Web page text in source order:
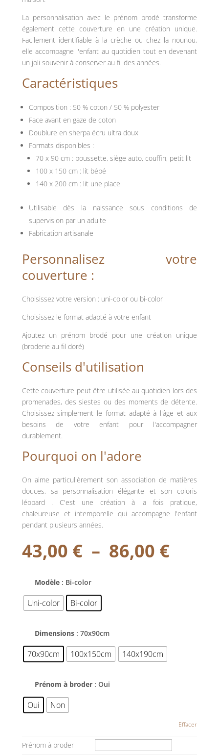
La personnalisation avec le prénom brodé transforme
également cette couverture en une création unique.
Facilement identifiable à la crèche ou chez la nounou,
elle accompagne l'enfant au quotidien tout en devenant
un joli souvenir à conserver au fil des années.
Caractéristiques
Composition : 50 % coton / 50 % polyester
Face avant en gaze de coton
Doublure en sherpa écru ultra doux
Formats disponibles :
70 x 90 cm : poussette, siège auto, couffin, petit lit
100 x 150 cm : lit bébé
140 x 200 cm : lit une place
Utilisable dès la
naissance sous conditions de
supervision par un adulte
Fabrication artisanale
Personnalisez votre
couverture :
Choisissez votre version : uni-color ou bi-color
Choisissez le format adapté à votre enfant
Ajoutez un prénom brodé pour une création unique
(broderie au fil doré)
Conseils d'utilisation
Cette couverture peut être utilisée au quotidien lors des
promenades, des siestes ou des moments de détente.
Choisissez simplement le format adapté à l'âge et aux
besoins
de votre enfant pour
l'accompagner
durablement.
Pourquoi on l'adore
On aime particulièrement son association de matières
douces, sa personnalisation élégante et son
coloris
léopard . C'est une création à la fois
pratique,
chaleureuse et intemporelle qui accompagne l'enfant
pendant plusieurs années.
43,00 € – 86,00 €Plage
de
Modèle : Bi-color
Uni-color Bi-color
Dimensions : 70x90cm
70x90cm 100x150cm 140x190cm
Prénom à broder : Oui
Oui Non
Effacer
Prénom à broder